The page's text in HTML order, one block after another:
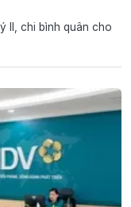
II, chi bình quân cho